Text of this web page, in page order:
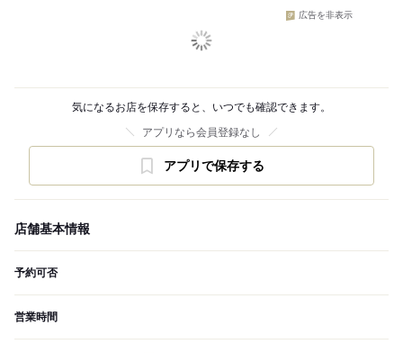
広告を非表示
気になるお店を保存すると、いつでも確認できます。
アプリなら会員登録なし
アプリで保存する
店舗基本情報
予約可否
営業時間